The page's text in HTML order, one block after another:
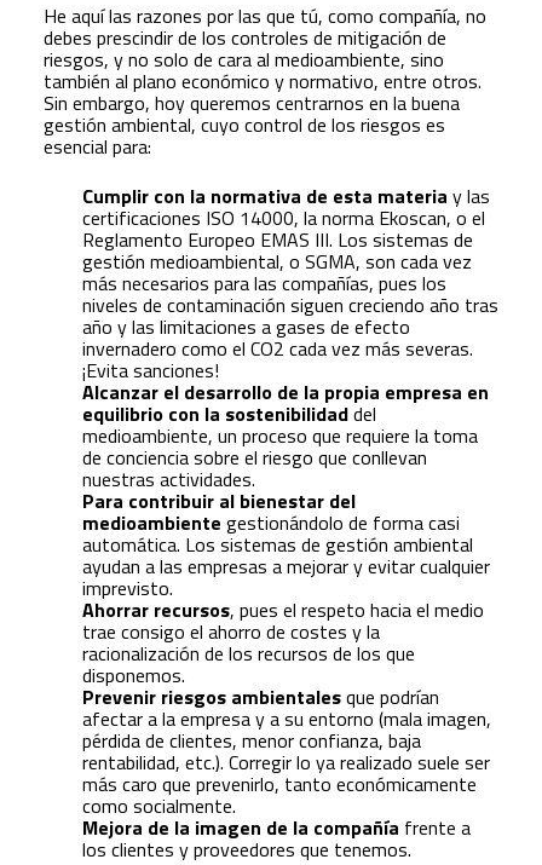
He aquí las razones por las que tú, como compañía, no
debes prescindir de los controles de mitigación de
riesgos, y no solo de cara al medioambiente, sino
también al plano económico y normativo, entre otros.
Sin embargo, hoy queremos centrarnos en la buena
gestión ambiental, cuyo control de los riesgos es
esencial para:
Cumplir con la normativa de esta materia y las
certificaciones ISO 14000, la norma Ekoscan, o el
Reglamento Europeo EMAS III. Los sistemas de
gestión medioambiental, o SGMA, son cada vez
más necesarios para las compañías, pues los
niveles de contaminación siguen creciendo año tras
año y las limitaciones a gases de efecto
invernadero como el CO2 cada vez más severas.
¡Evita sanciones!
Alcanzar el desarrollo de la propia empresa en
equilibrio con la sostenibilidaddel
medioambiente, un proceso que requiere la toma
de conciencia sobre el riesgo que conllevan
nuestras actividades.
Para contribuir al bienestar del
medioambiente gestionándolo de forma casi
automática. Los sistemas de gestión ambiental
ayudan a las empresas a mejorar y evitar cualquier
imprevisto.
Ahorrar recursos, pues el respeto hacia el medio
trae consigo el ahorro de costes y la
racionalización de los recursos de los que
disponemos.
Prevenir riesgos ambientalesque podrían
afectar a la empresa y a su entorno (mala imagen,
pérdida de clientes, menor confianza, baja
rentabilidad, etc.). Corregir lo ya realizado suele ser
más caro que prevenirlo, tanto económicamente
como socialmente.
Mejora de la imagen de la compañía frente a
los clientes y proveedores que tenemos.